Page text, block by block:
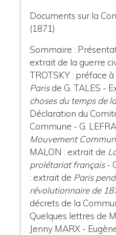
Documents sur la
(1871)
Sommaire :
extrait de la guerre
TROTSKY : préface à
Parisde G. TALES -
choses du temps de
Déclaration du
Commune - G.
Mouvement
MALON : extrait de
prolétariat français-
: extrait de Paris
révolutionnaire de
décrets de la
Quelques lettres de
Jenny MARX -